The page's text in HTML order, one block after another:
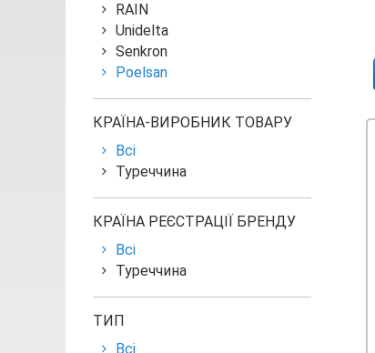
RAIN
Unidelta
Senkron
Poelsan
КРАЇНА-ВИРОБНИК ТОВАРУ
Всі
Туреччина
КРАЇНА РЕЄСТРАЦІЇ БРЕНДУ
Всі
Туреччина
ТИП
Всі